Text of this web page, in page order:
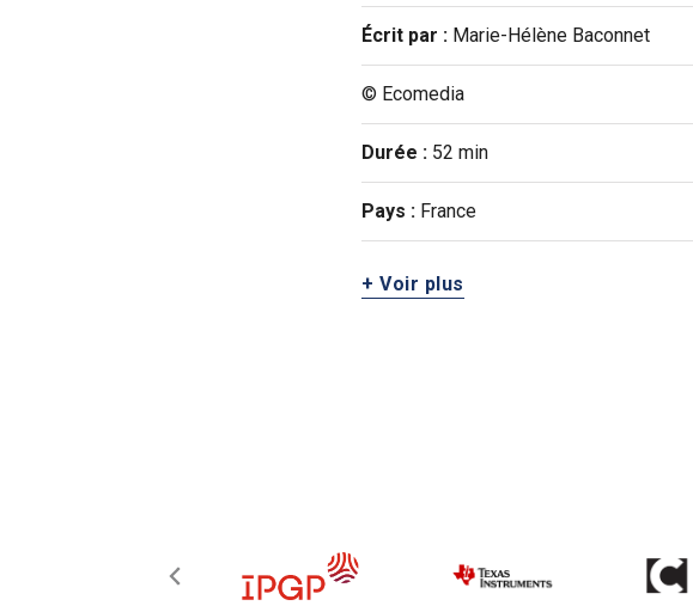
Écrit par : Marie-Hélène Baconnet
© Ecomedia
Durée : 52 min
Pays : France
+ Voir plus